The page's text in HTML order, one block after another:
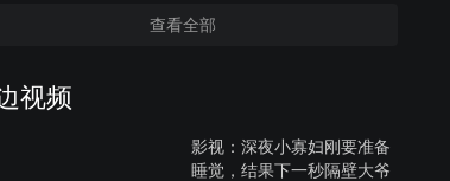
查看全部
视频
影视：深夜小寡妇刚要准备
睡觉，结果下一秒隔壁大爷